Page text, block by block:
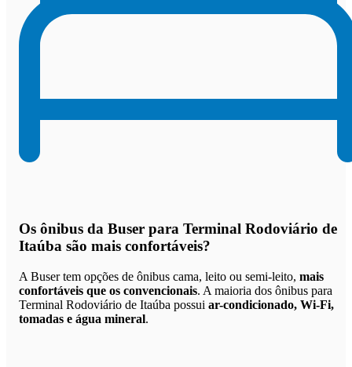
Os ônibus da Buser para Terminal Rodoviário de
Itaúba são mais confortáveis?
A Buser tem opções de ônibus cama, leito ou semi-leito, mais
confortáveis que os convencionais. A maioria dos ônibus para
Terminal Rodoviário de Itaúba possui ar-condicionado, Wi-Fi,
tomadas e água mineral.